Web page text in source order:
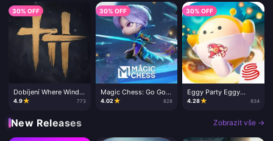
30% OFF
Dobíjení Where Winds
Meet
4.9★ 773
30% OFF
Magic Chess: Go Go –
Diamanty
4.02★ 828
30% OFF
Eggy Party Eggy
Coins
4.28★ 934
New Releases Zobrazit vše →